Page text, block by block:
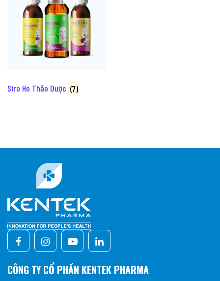
Siro Ho Thảo Dược (7)
CÔNG TY CỔ PHẦN KENTEK PHARMA